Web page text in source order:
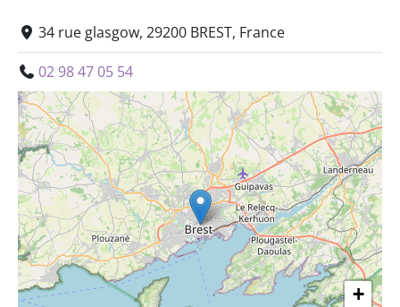
34 rue glasgow, 29200 BREST, France
02 98 47 05 54
+